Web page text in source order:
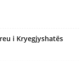
i Kryegjyshatës